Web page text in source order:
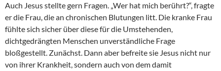
Auch Jesus stellte gern Fragen. „Wer hat mich berührt?“, fragte
er die Frau, die an chronischen Blutungen litt. Die kranke Frau
fühlte sich sicher über diese für die Umstehenden,
dichtgedrängten Menschen unverständliche Frage
bloßgestellt. Zunächst. Dann aber befreite sie Jesus nicht nur
von ihrer Krankheit, sondern auch von dem damit